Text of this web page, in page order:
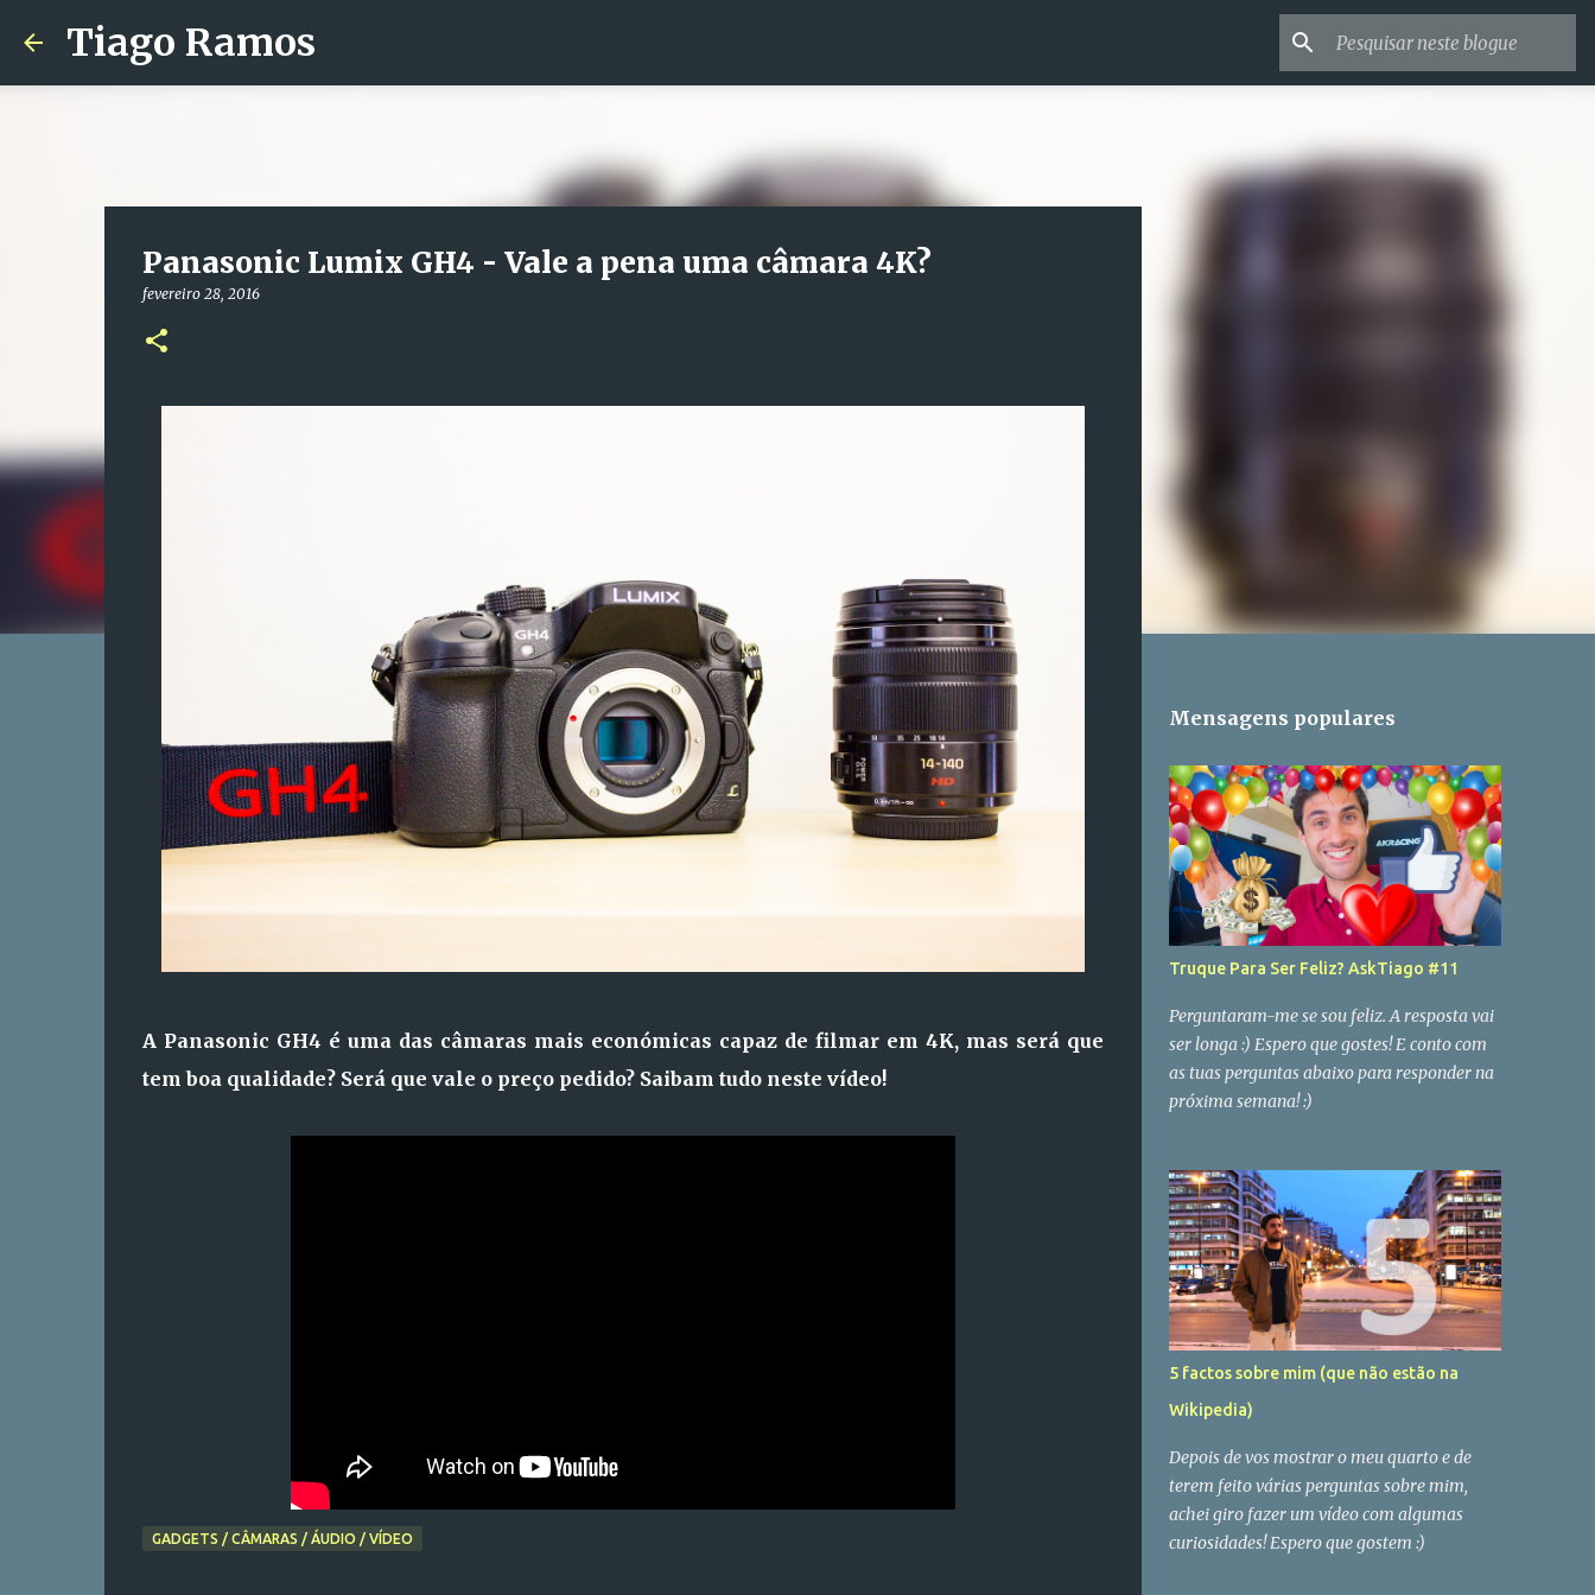
Tiago Ramos
Panasonic Lumix GH4 - Vale a pena uma câmara 4K?
fevereiro 28, 2016
A Panasonic GH4 é uma das câmaras mais económicas capaz de filmar em 4K, mas será que
tem boa qualidade? Será que vale o preço pedido? Saibam tudo neste vídeo!
GADGETS / CÂMARAS / ÁUDIO / VÍDEO
Mensagens populares
Truque Para Ser Feliz? AskTiago #11
Perguntaram-me se sou feliz. A resposta vai
ser longa :) Espero que gostes! E conto com
as tuas perguntas abaixo para responder na
próxima semana! :)
5 factos sobre mim (que não estão na
Wikipedia)
Depois de vos mostrar o meu quarto e de
terem feito várias perguntas sobre mim,
achei giro fazer um vídeo com algumas
curiosidades! Espero que gostem :)